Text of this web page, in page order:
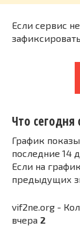
Если сервис
Что
График
последние 14
Если на
предыдущих
vif2ne.org -
вчера 2